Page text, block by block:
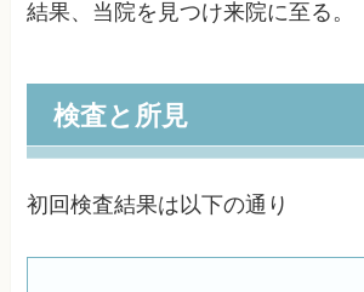
結果、当院を見つけ来院に至る。
検査と所見
初回検査結果は以下の通り